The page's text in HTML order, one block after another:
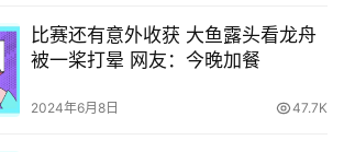
比赛还有意外收获 大鱼露头看龙舟
被一桨打晕 网友：今晚加餐
2024年6月8日 47.7K